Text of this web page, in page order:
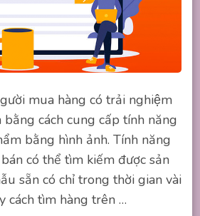
mua hàng có trải nghiệm
cách cung cấp tính năng
bằng hình ảnh. Tính năng
có thể tìm kiếm được sản
sẵn có chỉ trong thời gian vài
cách tìm hàng trên …